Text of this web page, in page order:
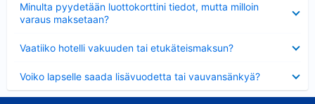
Minulta pyydetään luottokorttini tiedot, mutta milloin
varaus maksetaan?
Vaatiiko hotelli vakuuden tai etukäteismaksun?
Voiko lapselle saada lisävuodetta tai vauvansänkyä?